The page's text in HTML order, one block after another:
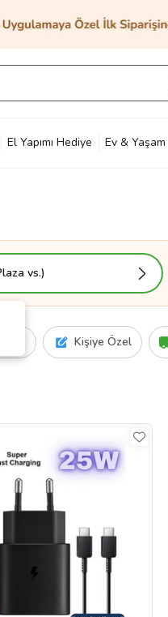
El Yapımı Hediye Ev & Yaşam
vs.)
Kişiye Özel